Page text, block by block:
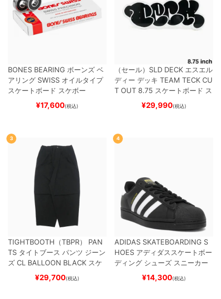
BONES BEARING ボーンズ ベ
アリング SWISS オイルタイプ
スケートボード スケボー
¥17,600(税込)
（セール） SLD DECK エスエル
ディー デッキ TEAM TECK CU
T OUT 8.75 スケートボード ス
¥29,990(税込)
3
TIGHTBOOTH（TBPR） PAN
TS タイトブース パンツ ジーン
ズ CL BALLOON BLACK スケ
ートボード スケボー
¥29,700(税込)
4
ADIDAS SKATEBOARDING S
HOES アディダススケートボー
ディング シューズ スニーカー
スーパースター SUPERSTAR A
BLACK/WHITE/WHITE
¥14,300(税込)